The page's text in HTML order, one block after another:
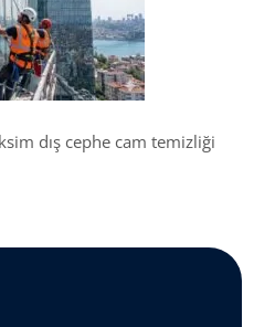
dış cephe cam temizliği